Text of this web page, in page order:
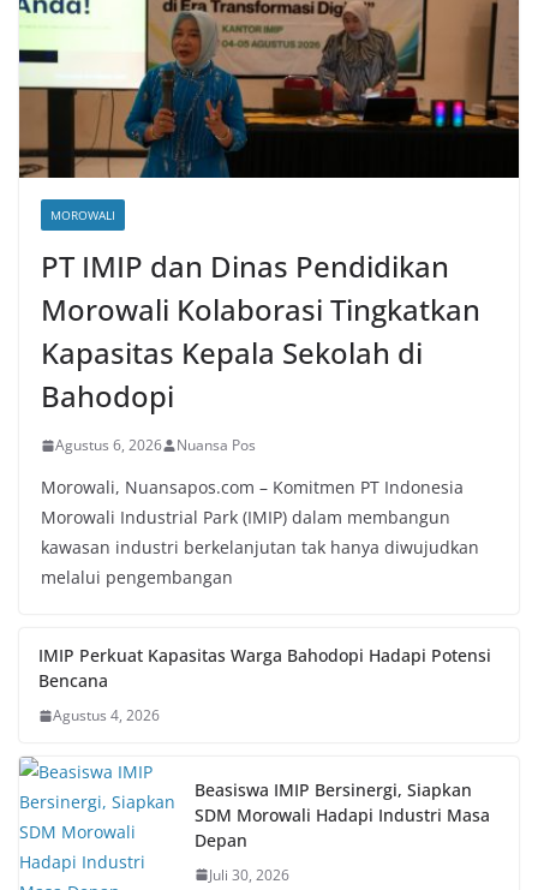
MOROWALI
PT IMIP dan Dinas Pendidikan
Morowali Kolaborasi Tingkatkan
Kapasitas Kepala Sekolah di
Bahodopi
Agustus 6, 2026 Nuansa Pos
Morowali, Nuansapos.com – Komitmen PT Indonesia
Morowali Industrial Park (IMIP) dalam membangun
kawasan industri berkelanjutan tak hanya diwujudkan
melalui pengembangan
IMIP Perkuat Kapasitas Warga Bahodopi Hadapi Potensi
Bencana
Agustus 4, 2026
Beasiswa IMIP Bersinergi, Siapkan
SDM Morowali Hadapi Industri Masa
Depan
Juli 30, 2026